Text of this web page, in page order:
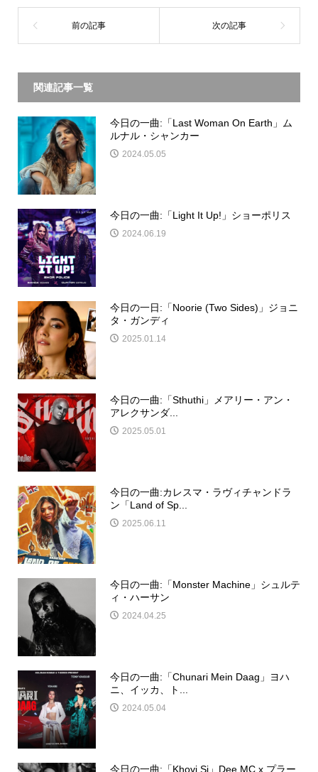
関連記事一覧
今日の一曲:「Last Woman On Earth」ム
ルナル・シャンカー
2024.05.05
今日の一曲:「Light It Up!」ショーポリス
2024.06.19
今日の一日:「Noorie (Two Sides)」ジョニ
タ・ガンディ
2025.01.14
今日の一曲:「Sthuthi」メアリー・アン・
アレクサンダ...
2025.05.01
今日の一曲:カレスマ・ラヴィチャンドラ
ン「Land of Sp...
2025.06.11
今日の一曲:「Monster Machine」シュルテ
ィ・ハーサン
2024.04.25
今日の一曲:「Chunari Mein Daag」ヨハ
ニ、イッカ、ト...
2024.05.04
今日の一曲:「Khoyi Si」Dee MC x プラー